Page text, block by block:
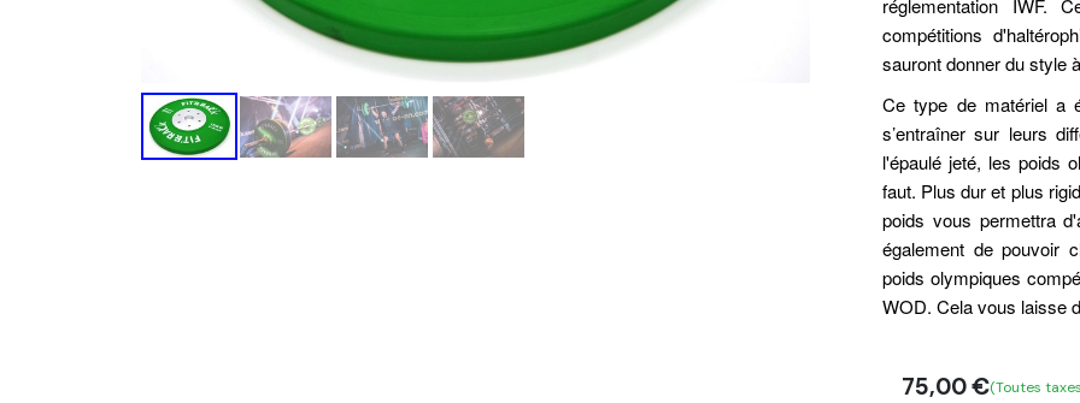
réglementation IWF.
compétitions
sauront donner du style
Ce type de matériel a
s’entraîner sur leurs
l'épaulé jeté, les poids
faut. Plus dur et plus
poids vous permettra
également de pouvoir
poids olympiques
WOD. Cela vous laisse
75,00€(Toutes